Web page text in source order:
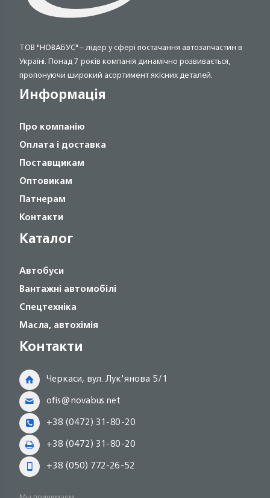
ТОВ "НОВАБУС" – лідер у сфері постачання автозапчастин в
Україні. Понад 7 років компанія динамічно розвивається,
пропонуючи широкий асортимент якісних деталей.
Информація
Про компанію
Оплата і доставка
Поставщикам
Оптовикам
Патнерам
Контакти
Каталог
Автобуси
Вантажні автомобілі
Спецтехніка
Масла, автохімія
Контакти
Черкаси, вул. Лук'янова 5/1
ofis@novabus.net
+38 (0472) 31-80-20
+38 (0472) 31-80-20
+38 (050) 772-26-52